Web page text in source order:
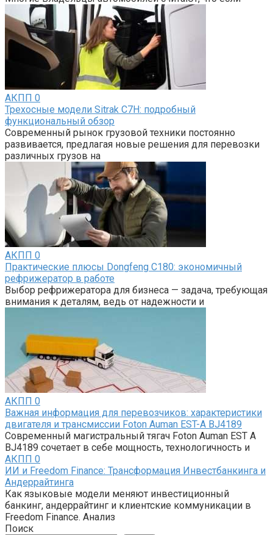
АКПП 0
Трехосные модели Sitrak C7H: подробный
функциональный обзор
Современный рынок грузовой техники постоянно
развивается, предлагая новые решения для перевозки
различных грузов на
АКПП 0
Практические плюсы Dongfeng C180: экономичный
рефрижератор в работе
Выбор рефрижератора для бизнеса — задача, требующая
внимания к деталям, ведь от надежности и
АКПП 0
Важная информация для перевозчиков: характеристики
двигателя и трансмиссии Foton Auman EST-A BJ4189
Современный магистральный тягач Foton Auman EST A
BJ4189 сочетает в себе мощность, технологичность и
АКПП 0
ИИ и Freedom Finance: Трансформация Инвестбанкинга и
Андеррайтинга
Как языковые модели меняют инвестиционный
банкинг, андеррайтинг и клиентские коммуникации в
Freedom Finance. Анализ
Поиск